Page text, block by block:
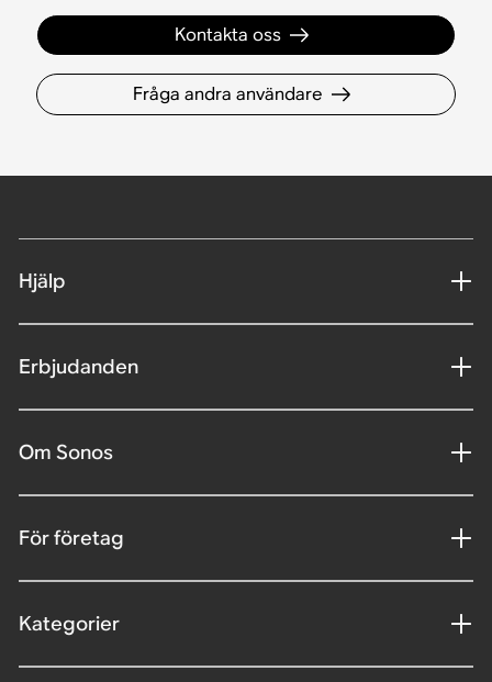
Kontakta oss
Fråga andra användare
Hjälp
Erbjudanden
Om Sonos
För företag
Kategorier